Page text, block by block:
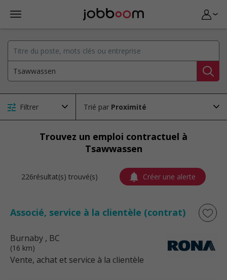
Filtrer Trié par
Trouvez un emploi contractuel à
Tsawwassen
226résultat(s) trouvé(s) Créer une alerte
Associé, service à la clientèle (contrat)
Burnaby , BC
(16 km)
Vente, achat et service à la clientèle